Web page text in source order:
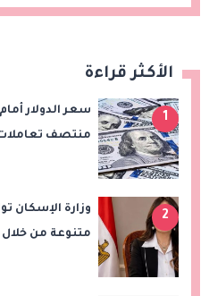
الأكثر قراءة
1
سعر الدولار
2
وزارة الإسكان
متنوعة من